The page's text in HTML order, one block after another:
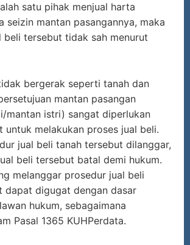
satu pihak menjual harta
seizin mantan pasangannya, maka
beli tersebut tidak sah menurut
bergerak seperti tanah dan
mantan pasangan
mantan istri) sangat diperlukan
untuk melakukan proses jual beli.
jual beli tanah tersebut dilanggar,
beli tersebut batal demi hukum.
melanggar prosedur jual beli
dapat digugat dengan dasar
hukum, sebagaimana
Pasal 1365 KUHPerdata.